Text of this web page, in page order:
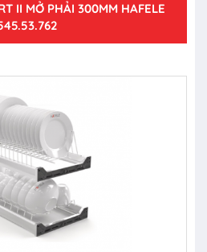
II MỞ PHẢI 300MM HAFELE